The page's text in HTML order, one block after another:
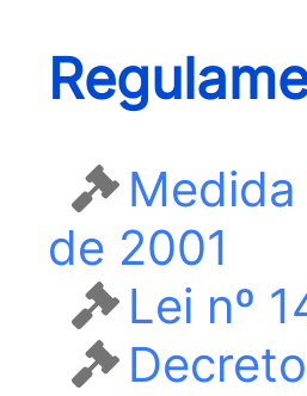
de 2001
Lei nº